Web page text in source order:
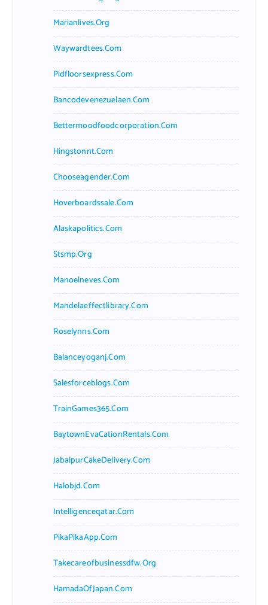
Marianlives.org
Waywardtees.com
Pidfloorsexpress.com
Bancodevenezuelaen.com
Bettermoodfoodcorporation.com
Hingstonnt.com
Chooseagender.com
Hoverboardssale.com
Alaskapolitics.com
Stsmp.org
Manoelneves.com
Mandelaeffectlibrary.com
Roselynns.com
Balanceyoganj.com
Salesforceblogs.com
TrainGames365.com
BaytownEvaCationRentals.com
JabalpurCakeDelivery.com
Halobjd.com
Intelligenceqatar.com
PikaPikaApp.com
Takecareofbusinessdfw.org
HamadaOfJapan.com